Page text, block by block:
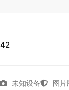
未知设备 图片